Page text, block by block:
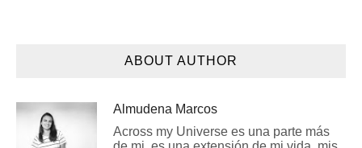
ABOUT AUTHOR
Almudena Marcos
Across my Universe es una parte más